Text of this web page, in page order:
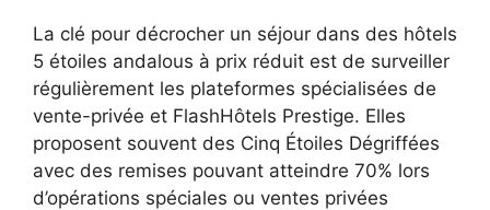
La clé pour décrocher un séjour dans des hôtels
5 étoiles andalous à prix réduit est de surveiller
régulièrement les plateformes spécialisées de
vente-privée et FlashHôtels Prestige. Elles
proposent souvent des Cinq Étoiles Dégriffées
avec des remises pouvant atteindre 70% lors
d’opérations spéciales ou ventes privées